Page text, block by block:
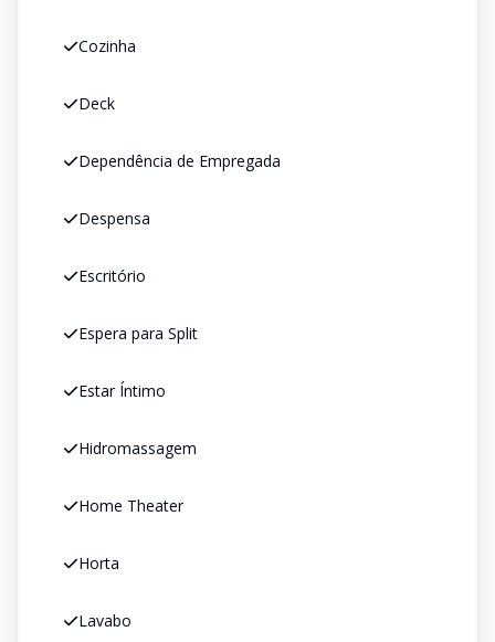
Cozinha
Deck
Dependência de Empregada
Despensa
Escritório
Espera para Split
Estar Íntimo
Hidromassagem
Home Theater
Horta
Lavabo